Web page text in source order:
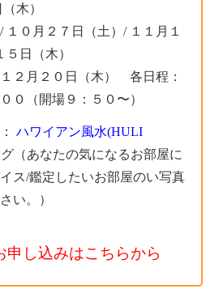
木）
１０月２７日（土）/ １１月１
日（木）
２月２０日（木） 各日程：
０（開場９：５０〜）
ハワイアン風水(HULI
（あなたの気になるお部屋に
ス/鑑定したいお部屋のい写真
い。）
申し込みはこちらから